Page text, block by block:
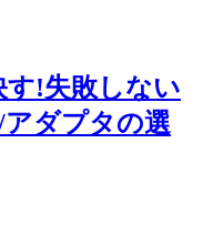
!失敗しない
ダプタの選